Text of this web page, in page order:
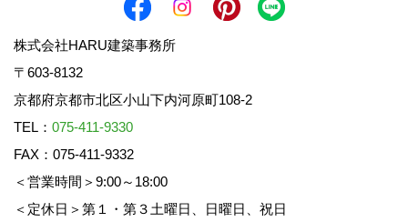
株式会社HARU建築事務所
〒603-8132
京都府京都市北区小山下内河原町108-2
TEL： 075-411-9330
FAX：075-411-9332
＜営業時間＞9:00～18:00
＜定休日＞第１・第３土曜日、日曜日、祝日